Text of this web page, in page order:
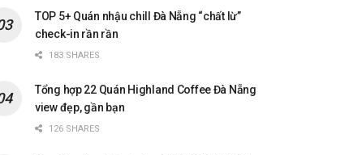
TOP 5+ Quán nhậu chill Đà Nẵng “chất lừ”
check-in rần rần
183 SHARES
Tổng hợp 22 Quán Highland Coffee Đà Nẵng
view đẹp, gần bạn
126 SHARES